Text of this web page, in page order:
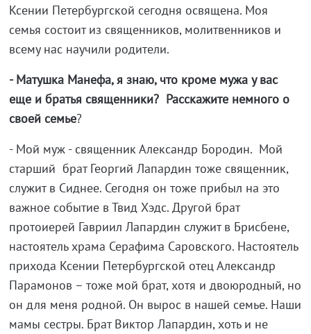
Ксении Петербургской сегодня освящена. Моя
семья состоит из священников, молитвенников и
всему нас научили родители.
- Матушка Манефа, я знаю, что кроме мужа у вас
еще и братья священники? Расскажите немного о
своей семье?
- Мой муж - священник Александр Бородин. Мой
старший брат Георгий Лапардин тоже священник,
служит в Сиднее. Сегодня он тоже прибыл на это
важное событие в Твид Хэдс. Другой брат
протоиерей Гавриил Лапардин служит в Брисбене,
настоятель храма Серафима Саровского. Настоятель
прихода Ксении Петербургской отец Александр
Парамонов – тоже мой брат, хотя и двоюродный, но
он для меня родной. Он вырос в нашей семье. Наши
мамы сестры. Брат Виктор Лапардин, хоть и не